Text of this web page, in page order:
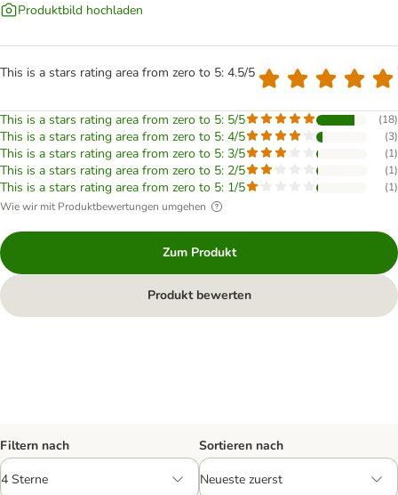
Produktbild hochladen
This is a stars rating area from zero to 5: 4.5/5
This is a stars rating area from zero to 5: 5/5 (18)
This is a stars rating area from zero to 5: 4/5 (3)
This is a stars rating area from zero to 5: 3/5 (1)
This is a stars rating area from zero to 5: 2/5 (1)
This is a stars rating area from zero to 5: 1/5 (1)
Wie wir mit Produktbewertungen umgehen
Zum Produkt
Produkt bewerten
Filtern nach Sortieren nach